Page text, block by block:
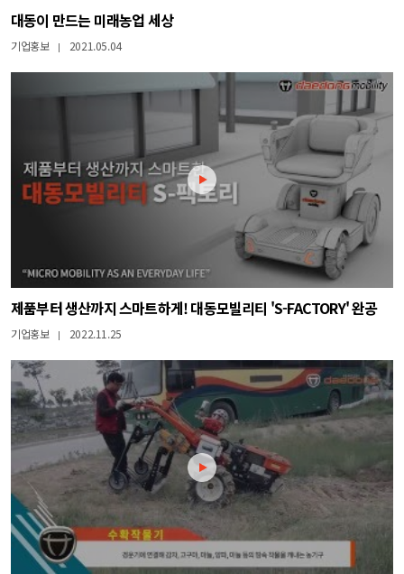
대동이 만드는 미래농업 세상
기업홍보 | 2021.05.04
제품부터 생산까지 스마트하게! 대동모빌리티 'S-FACTORY' 완공
기업홍보 | 2022.11.25